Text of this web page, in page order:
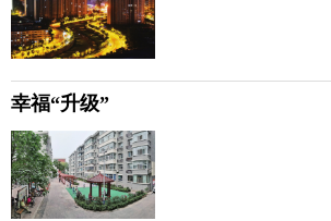
幸福“升级”